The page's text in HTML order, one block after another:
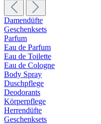
Damendüfte
Geschenksets
Parfum
Eau de Parfum
Eau de Toilette
Eau de Cologne
Body Spray
Duschpflege
Deodorants
Körperpflege
Herrendüfte
Geschenksets